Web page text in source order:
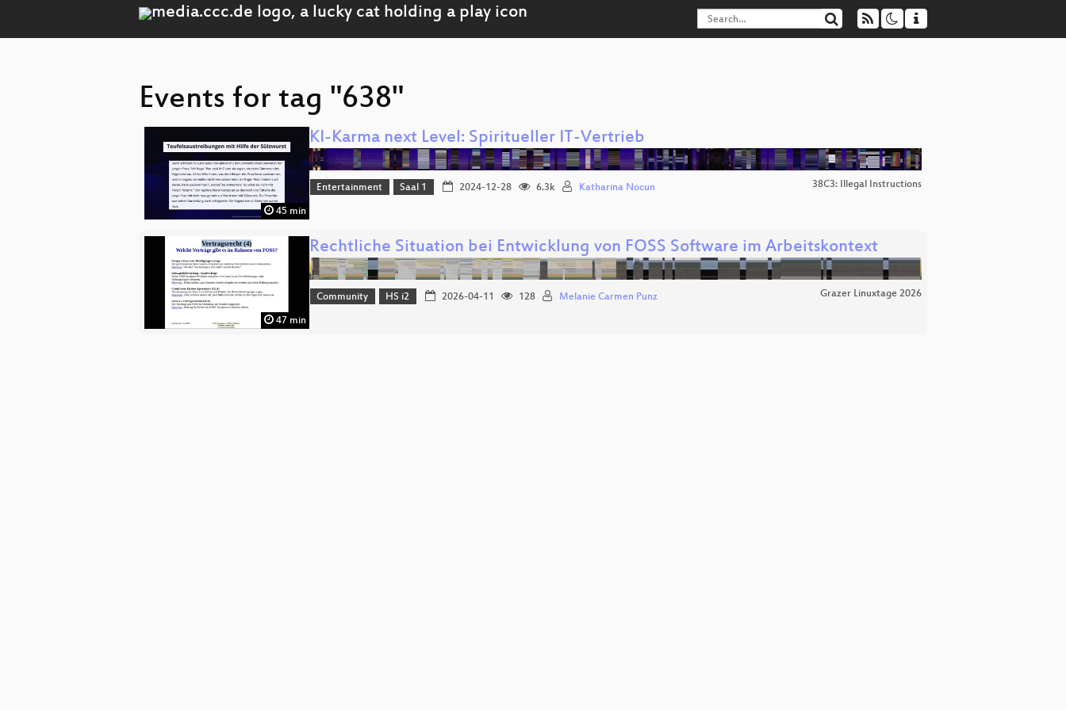
Events for tag "638"
45 min
KI-Karma next Level: Spiritueller IT-Vertrieb
Entertainment Saal 1 2024-12-28 6.3k Katharina Nocun 38C3: Illegal Instructions
47 min
Rechtliche Situation bei Entwicklung von FOSS Software im Arbeitskontext
Community HS i2 2026-04-11 128 Melanie Carmen Punz Grazer Linuxtage 2026